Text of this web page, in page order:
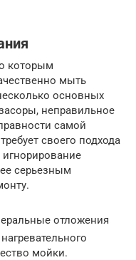
которым
мыть
основных
неправильное
самой
своего подхода
серьезным
отложения
мойки.